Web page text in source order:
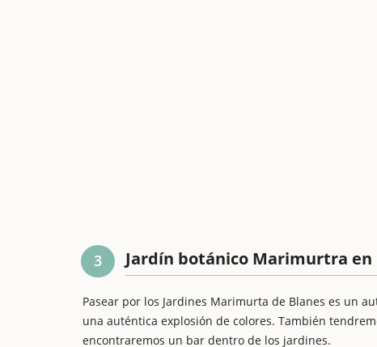
3 Jardín botánico Marimurtra en
Pasear por los Jardines Marimurta de Blanes es un
una auténtica explosión de colores. También
encontraremos un bar dentro de los jardines.